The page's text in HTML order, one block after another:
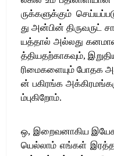
ருக்களுக்கும்
து அன்பின் திருவருட்
யத்தால் அல்லது
த்தியதற்காகவும்,
ரிமைகளையும் போதக
ன் பகிரங்க
ம்புகிறோம்.
ஒ, இறைவனாகிய
யெல்லாம் எங்கள்